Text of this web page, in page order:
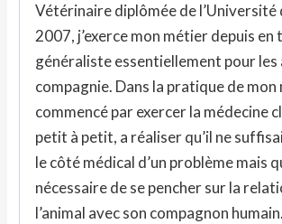
Vétérinaire diplômée de l’Université
2007, j’exerce mon métier depuis en
généraliste essentiellement pour les
compagnie. Dans la pratique de mon
commencé par exercer la médecine
petit à petit, a réaliser qu’il ne
le côté médical d’un problème mais
nécessaire de se pencher sur la
l’animal avec son compagnon